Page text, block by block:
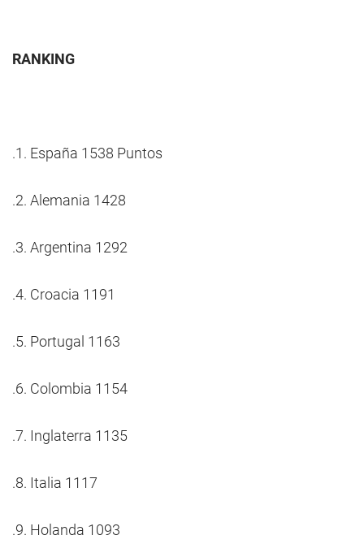
RANKING
.1. España 1538 Puntos
.2. Alemania 1428
.3. Argentina 1292
.4. Croacia 1191
.5. Portugal 1163
.6. Colombia 1154
.7. Inglaterra 1135
.8. Italia 1117
.9. Holanda 1093